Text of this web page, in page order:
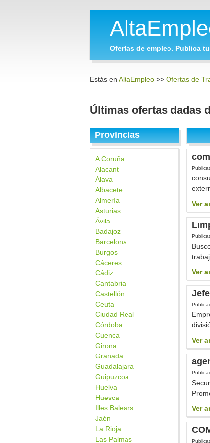
Ofertas de empleo. Publica
Estás en AltaEmpleo >> Ofertas de
Últimas ofertas dadas
Provincias
A Coruña
Alacant
Álava
Albacete
Almería
Asturias
Ávila
Badajoz
Barcelona
Burgos
Cáceres
Cádiz
Cantabria
Castellón
Ceuta
Ciudad Real
Córdoba
Cuenca
Girona
Granada
Guadalajara
Guipuzcoa
Huelva
Huesca
Illes Balears
Jaén
La Rioja
Las Palmas
Ver
Ver
Ver
Ver